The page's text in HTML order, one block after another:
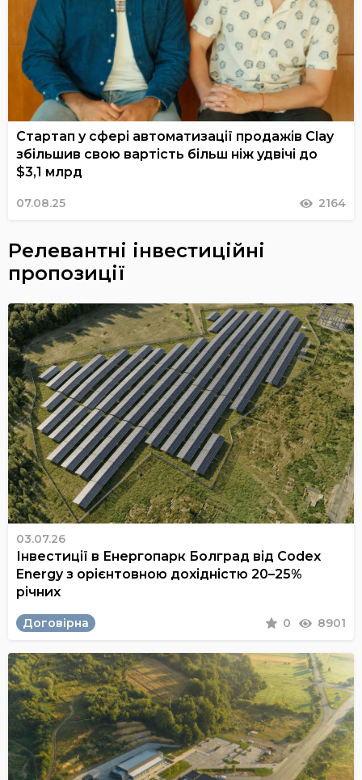
Стартап у сфері автоматизації продажів Clay
збільшив свою вартість більш ніж удвічі до
$3,1 млрд
07.08.25 2164
Релевантні інвестиційні
пропозиції
03.07.26
Інвестиції в Енергопарк Болград від Codex
Energy з орієнтовною дохідністю 20–25%
річних
Договірна 0 8901